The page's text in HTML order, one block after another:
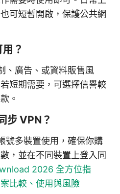
可短暫開啟，保護公共網
？
、廣告、或資料販售風
短期需要，可選擇信譽較
。
步 VPN？
號多裝置使用，確保你購
，並在不同裝置上登入同
2026 全方位指
比較、使用與風險